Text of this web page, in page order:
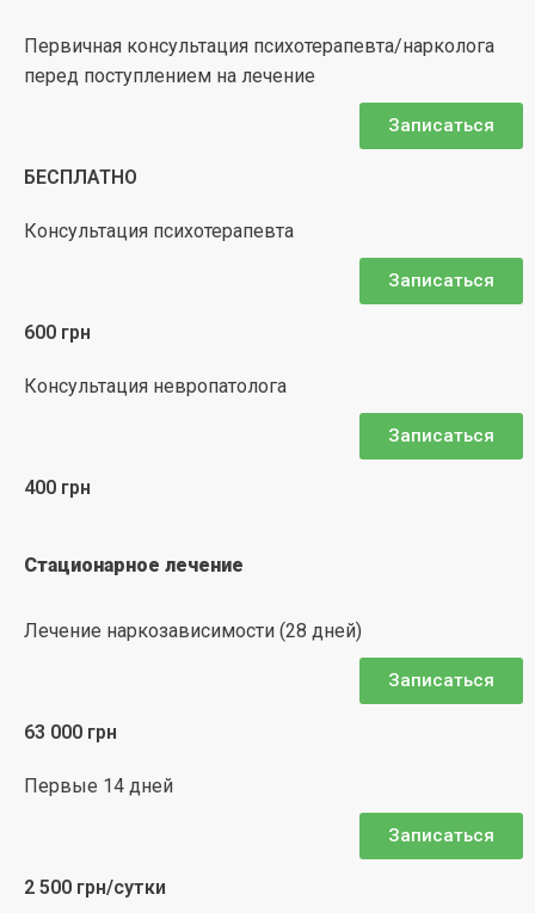
Первичная консультация психотерапевта/нарколога
перед поступлением на лечение
Записаться
БЕСПЛАТНО
Консультация психотерапевта
Записаться
600 грн
Консультация невропатолога
Записаться
400 грн
Стационарное лечение
Лечение наркозависимости (28 дней)
Записаться
63 000 грн
Первые 14 дней
Записаться
2 500 грн/сутки